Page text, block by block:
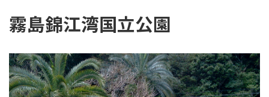
霧島錦江湾国立公園